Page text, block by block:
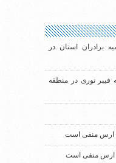
برادران استان در
فیبر نوری در منطقه
ارس منفی است
ارس منفی است